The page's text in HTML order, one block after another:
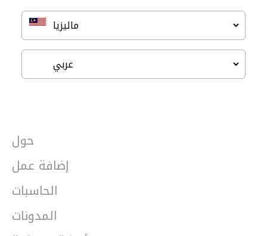
حول
إضافة عمل
الحاسبات
المدونات